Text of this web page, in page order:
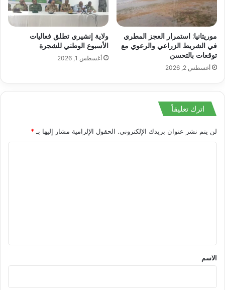
موريتانيا: استمرار العجز المطري
في الشريط الزراعي والرعوي مع
توقعات بالتحسن
أغسطس 2, 2026
ولاية إنشيري تطلق فعاليات
الأسبوع الوطني للشجرة
أغسطس 1, 2026
اترك تعليقاً
لن يتم نشر عنوان بريدك الإلكتروني. الحقول الإلزامية مشار إليها بـ*
*
الاسم